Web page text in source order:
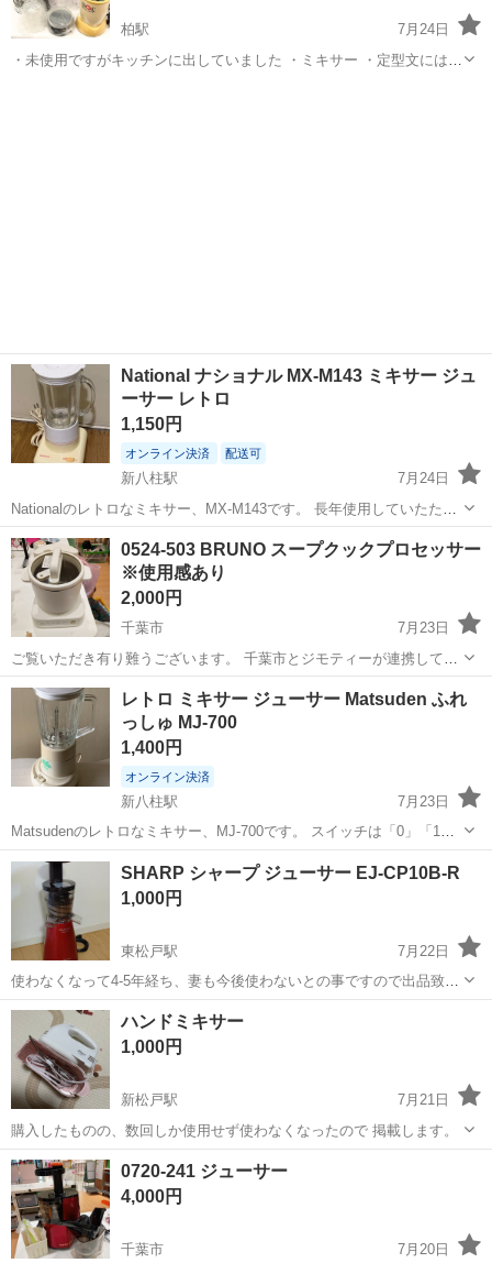
柏駅
7月24日
・未使用ですがキッチンに出していました ・ミキサー ・定型文には返
National ナショナル MX-M143 ミキサー ジュ
ーサー レトロ
1,150円
オンライン決済 配送可
新八柱駅
7月24日
Nationalのレトロなミキサー、MX-M143です。 長年使用していたた
め、全体的に使用感や経年による黄ばみ、小傷が見られますが、動作
は確認済みです。 レトロなデザインがお好きな方、実用としてお探し
の方におすすめです。 ...
千葉 松戸市 ミキサー
0524-503 BRUNO スープクックプロセッサー
※使用感あり
2,000円
千葉市
7月23日
ご覧いただき有り難うございます。 千葉市とジモティーが連携して運
営しています。 粗⼤ごみ等の減量を⽬的にまだ使えるものをリユース
しています。 ★★★★★ ご自宅にある不要品を是非ジモティースポッ
トへお持ち...
千葉 千葉市 キッチン家電 リユース
レトロ ミキサー ジューサー Matsuden ふれ
っしゅ MJ-700
1,400円
オンライン決済
新八柱駅
7月23日
Matsudenのレトロなミキサー、MJ-700です。 スイッチは「0」「1」
「2」の3段階で、シンプルな操作性です。 使用感があり、本体やミキ
サーカップに経年による多少の傷や汚れが見受けられますが、機能に
は問題ないと思...
千葉 松戸市 キッチン家電
SHARP シャープ ジューサー EJ-CP10B-R
1,000円
東松戸駅
7月22日
使わなくなって4-5年経ち、妻も今後使わないとの事ですので出品致し
ます。 電源を入れて、動く事を確認していますが、実際に果物を入れ
た訳ではないので正常に動くかは分かりません。 物は小さいので着払
いで良ければ発送も可能です(御...
千葉 松戸市 東松戸駅
ハンドミキサー
1,000円
新松戸駅
7月21日
購入したものの、数回しか使用せず使わなくなったので 掲載します。
千葉 松戸市 キッチン家電
0720-241 ジューサー
4,000円
千葉市
7月20日